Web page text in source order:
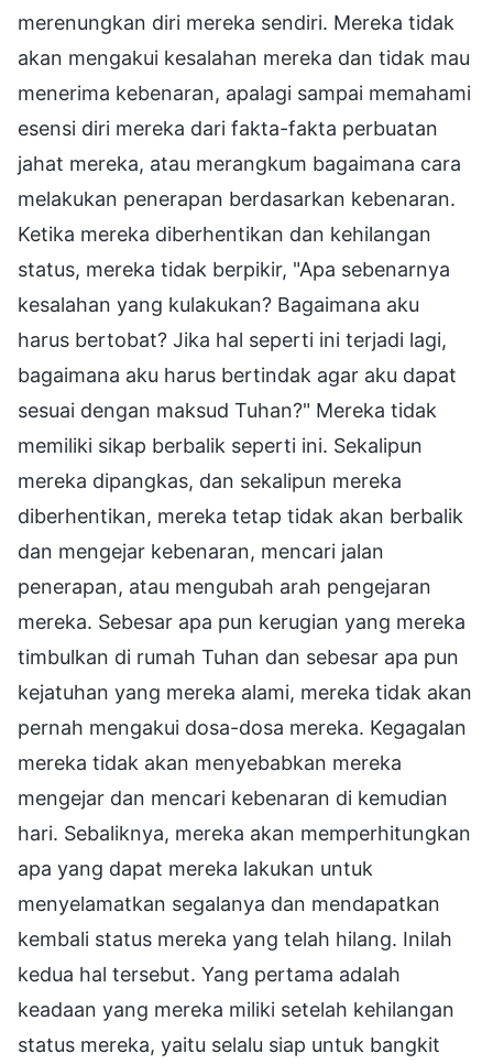
merenungkan diri mereka sendiri. Mereka tidak
akan mengakui kesalahan mereka dan tidak mau
menerima kebenaran, apalagi sampai memahami
esensi diri mereka dari fakta-fakta perbuatan
jahat mereka, atau merangkum bagaimana cara
melakukan penerapan berdasarkan kebenaran.
Ketika mereka diberhentikan dan kehilangan
status, mereka tidak berpikir, "Apa sebenarnya
kesalahan yang kulakukan? Bagaimana aku
harus bertobat? Jika hal seperti ini terjadi lagi,
bagaimana aku harus bertindak agar aku dapat
sesuai dengan maksud Tuhan?" Mereka tidak
memiliki sikap berbalik seperti ini. Sekalipun
mereka dipangkas, dan sekalipun mereka
diberhentikan, mereka tetap tidak akan berbalik
dan mengejar kebenaran, mencari jalan
penerapan, atau mengubah arah pengejaran
mereka. Sebesar apa pun kerugian yang mereka
timbulkan di rumah Tuhan dan sebesar apa pun
kejatuhan yang mereka alami, mereka tidak akan
pernah mengakui dosa-dosa mereka. Kegagalan
mereka tidak akan menyebabkan mereka
mengejar dan mencari kebenaran di kemudian
hari. Sebaliknya, mereka akan memperhitungkan
apa yang dapat mereka lakukan untuk
menyelamatkan segalanya dan mendapatkan
kembali status mereka yang telah hilang. Inilah
kedua hal tersebut. Yang pertama adalah
keadaan yang mereka miliki setelah kehilangan
status mereka, yaitu selalu siap untuk bangkit